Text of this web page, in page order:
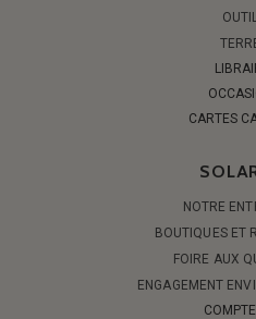
CARTES
NOTRE
BOUTIQUES ET
FOIRE AUX
ENGAGEMENT